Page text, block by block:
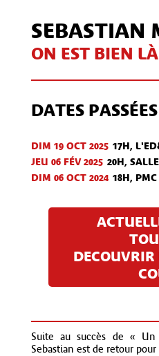
SEBASTIAN
ON EST BIEN LÀ
DATES PASSÉES
DIM 19 OCT 2025 17H,
JEU 06 FÉV 2025 20H,
DIM 06 OCT 2024 18H, PMC
DECOUVRIR
Suite au succès de «
Sebastian est de retour